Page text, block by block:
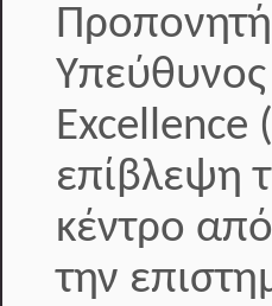
Excellence
επίβλεψη
κέντρο
την